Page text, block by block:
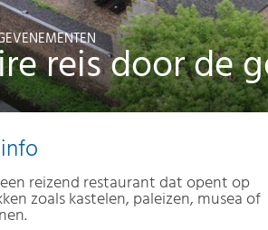
reis door de
reizend restaurant dat opent op
zoals kastelen, paleizen, musea of